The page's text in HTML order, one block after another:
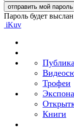
Пароль будет
iKuv
Трофеи
Книги